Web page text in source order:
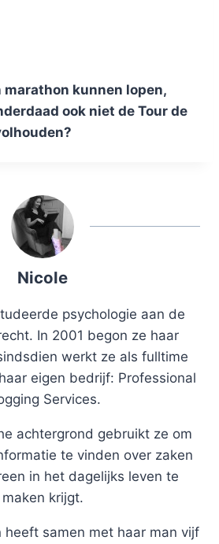
marathon kunnen lopen,
ook niet de Tour de
Nicole
psychologie aan de
In 2001 begon ze haar
werkt ze als fulltime
eigen bedrijf: Professional
Services.
achtergrond gebruikt ze om
te vinden over zaken
in het dagelijks leven te
maken krijgt.
heeft samen met haar man vijf